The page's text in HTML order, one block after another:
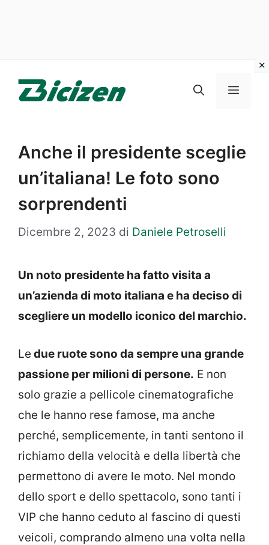
Menu
Anche il presidente sceglie
un’italiana! Le foto sono
sorprendenti
Dicembre 2, 2023 di Daniele Petroselli
Un noto presidente ha fatto visita a
un’azienda di moto italiana e ha deciso di
scegliere un modello iconico del marchio.
Le due ruote sono da sempre una grande
passione per milioni di persone. E non
solo grazie a pellicole cinematografiche
che le hanno rese famose, ma anche
perché, semplicemente, in tanti sentono il
richiamo della velocità e della libertà che
permettono di avere le moto. Nel mondo
dello sport e dello spettacolo, sono tanti i
VIP che hanno ceduto al fascino di questi
veicoli, comprando almeno una volta nella